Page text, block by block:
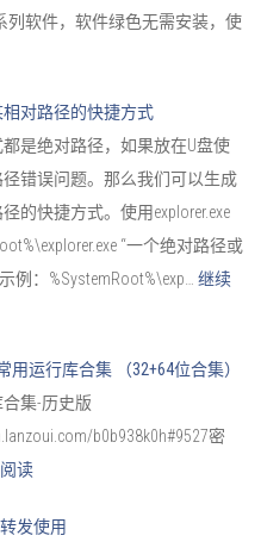
列软件，软件绿色无需安装，使
对路径的快捷方式
是绝对路径，如果放在U盘使
错误问题。那么我们可以生成
的快捷方式。使用explorer.exe
“一个绝对路径或
例：%SystemRoot%\exp… 继续
用运行库合集 （32+64位合集）
集-历史版
b0b938k0h#9527密
读
发使用